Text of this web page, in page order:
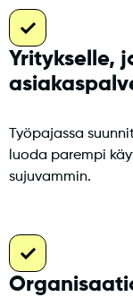
Yritykselle,
Työpajassa
luoda parempi
sujuvammin.